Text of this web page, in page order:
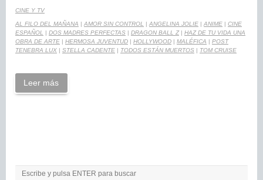
CINE Y TV
AL FILO DEL MAÑANA | AMOR SIN CONTROL | ANGELINA JOLIE | ANIME | CINE
ESPAÑOL | DOS MADRES PERFECTAS | DRAGON BALL Z| HAZ DE TU VIDA UNA
OBRA DE ARTE | HERMOSA JUVENTUD | HOLLYWOOD | MALÉFICA | POST
TENEBRA LUX | STELLA CADENTE | TODOS ESTÁN MUERTOS | TOM CRUISE
Leer más